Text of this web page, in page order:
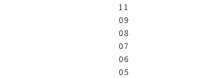
11
09
08
07
06
05